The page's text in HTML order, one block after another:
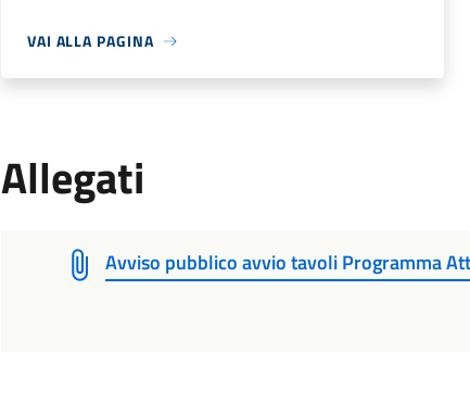
VAI ALLA PAGINA
Allegati
Avviso pubblico avvio tavoli Programma